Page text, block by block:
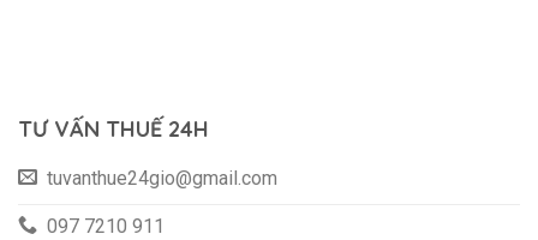
TƯ VẤN THUẾ 24H
tuvanthue24gio@gmail.com
097 7210 911